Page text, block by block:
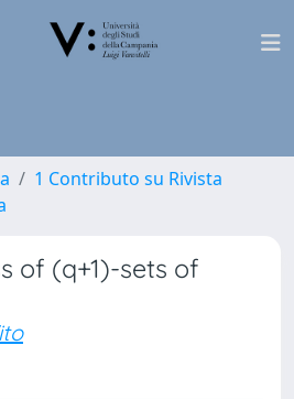
1 Contributo su Rivista
of (q+1)-sets of